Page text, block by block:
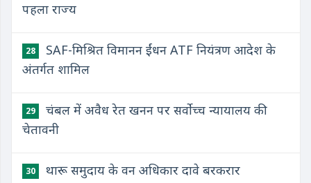
पहला राज्य
28
SAF-मिश्रित विमानन ईंधन ATF नियंत्रण आदेश के
अंतर्गत शामिल
29
चंबल में अवैध रेत खनन पर सर्वोच्च न्यायालय की
चेतावनी
30 थारू समुदाय के वन अधिकार दावे बरकरार